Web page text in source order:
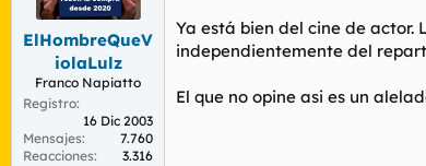
o
r
e
l
e
m
n
i
i
ElHombreQueV
iolaLulz
Franco Napiatto
Registro
16 Dic 2003
Mensajes
7.760
Reacciones
3.316
Ya está bien del cine de actor.
independientemente del
El que no opine asi es un